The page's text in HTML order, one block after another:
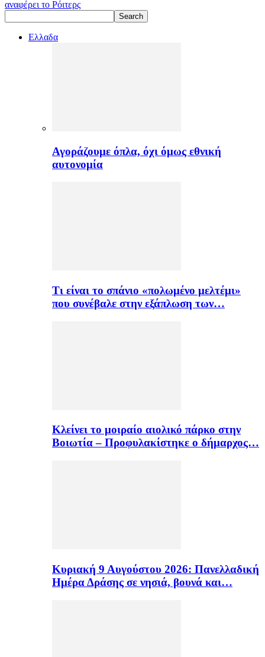
αναφέρει το Ρόιτερς
Ελλαδα
Αγοράζουμε όπλα, όχι όμως εθνική
αυτονομία
Τι είναι το σπάνιο «πολωμένο μελτέμι»
που συνέβαλε στην εξάπλωση των…
Κλείνει το μοιραίο αιολικό πάρκο στην
Βοιωτία – Προφυλακίστηκε ο δήμαρχος…
Κυριακή 9 Αυγούστου 2026: Πανελλαδική
Ημέρα Δράσης σε νησιά, βουνά και…